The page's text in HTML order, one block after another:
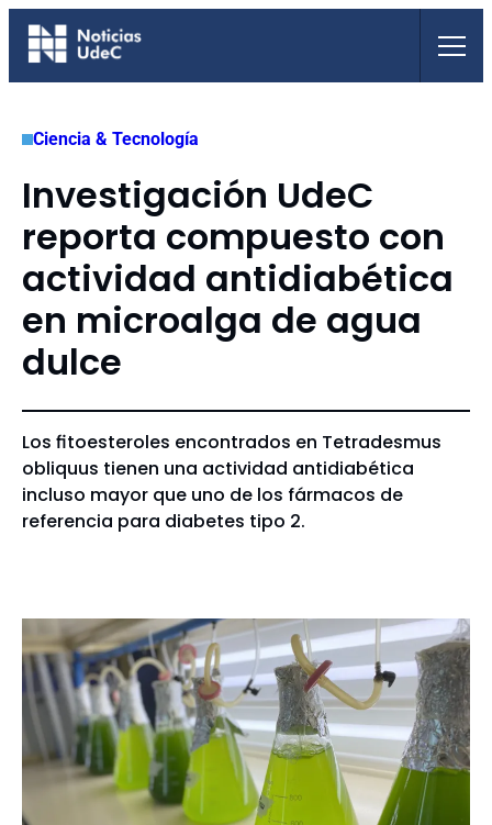
Saltar
Ciencia & Tecnología
Investigación UdeC
reporta compuesto con
actividad antidiabética
en microalga de agua
dulce
Los fitoesteroles encontrados en Tetradesmus
obliquus tienen una actividad antidiabética
incluso mayor que uno de los fármacos de
referencia para diabetes tipo 2.